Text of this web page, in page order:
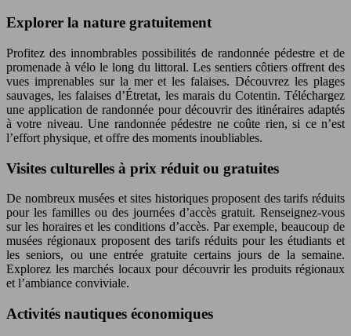
Explorer la nature gratuitement
Profitez des innombrables possibilités de randonnée pédestre et de
promenade à vélo le long du littoral. Les sentiers côtiers offrent des
vues imprenables sur la mer et les falaises. Découvrez les plages
sauvages, les falaises d’Étretat, les marais du Cotentin. Téléchargez
une application de randonnée pour découvrir des itinéraires adaptés
à votre niveau. Une randonnée pédestre ne coûte rien, si ce n’est
l’effort physique, et offre des moments inoubliables.
Visites culturelles à prix réduit ou gratuites
De nombreux musées et sites historiques proposent des tarifs réduits
pour les familles ou des journées d’accès gratuit. Renseignez-vous
sur les horaires et les conditions d’accès. Par exemple, beaucoup de
musées régionaux proposent des tarifs réduits pour les étudiants et
les seniors, ou une entrée gratuite certains jours de la semaine.
Explorez les marchés locaux pour découvrir les produits régionaux
et l’ambiance conviviale.
Activités nautiques économiques